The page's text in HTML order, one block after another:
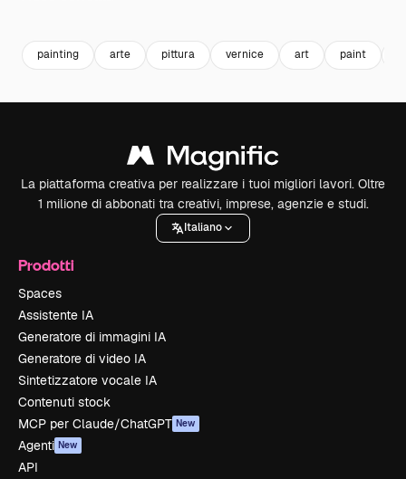
painting arte pittura vernice art paint
La piattaforma creativa per realizzare i tuoi migliori lavori. Oltre
1 milione di abbonati tra creativi, imprese, agenzie e studi.
Italiano
Prodotti
Spaces
Assistente IA
Generatore di immagini IA
Generatore di video IA
Sintetizzatore vocale IA
Contenuti stock
MCP per Claude/ChatGPT New
Agenti New
API